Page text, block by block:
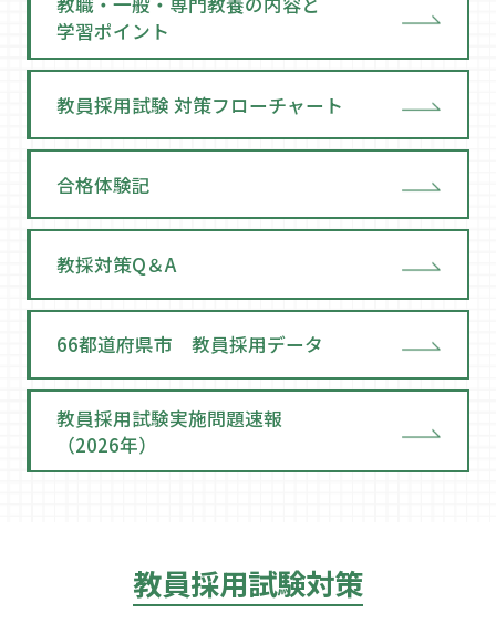
学習ポイント
教員採用試験 対策フローチャート
合格体験記
教採対策Q＆A
66都道府県市 教員採用データ
教員採用試験実施問題速報
（2026年）
教員採用試験対策